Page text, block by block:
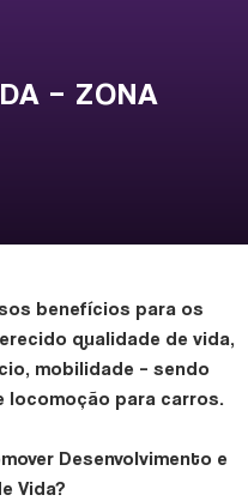
– ZONA
benefícios para os
qualidade de vida,
mobilidade – sendo
para carros.
Desenvolvimento e
Vida?